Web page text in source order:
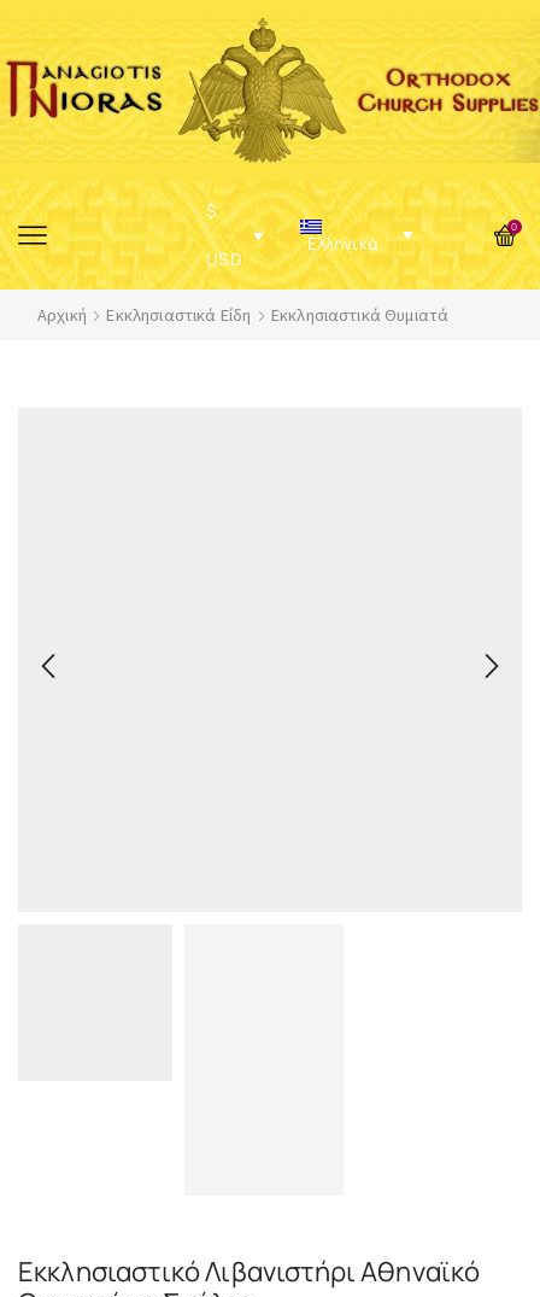
$
USD
Ελληνικά
0
Αρχική Εκκλησιαστικά Είδη Εκκλησιαστικά Θυμιατά
Εκκλησιαστικό Λιβανιστήρι Αθηναϊκό